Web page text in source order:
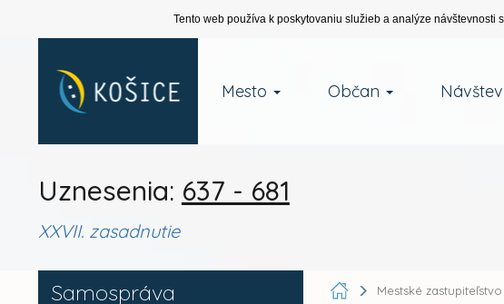
Tento web používa k poskytovaniu služieb a analýze návštevnosti
Mesto Občan
Uznesenia: 637 - 681
XXVII. zasadnutie
Samospráva Mestské zastupiteľstvo